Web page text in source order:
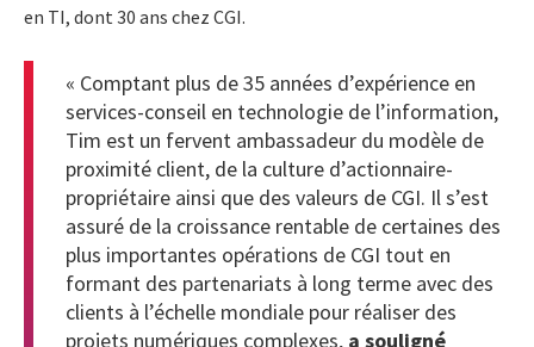
en TI, dont 30 ans chez CGI.
« Comptant plus de 35 années d’expérience en
services-conseil en technologie de l’information,
Tim est un fervent ambassadeur du modèle de
proximité client, de la culture d’actionnaire-
propriétaire ainsi que des valeurs de CGI. Il s’est
assuré de la croissance rentable de certaines des
plus importantes opérations de CGI tout en
formant des partenariats à long terme avec des
clients à l’échelle mondiale pour réaliser des
projets numériques complexes, a souligné